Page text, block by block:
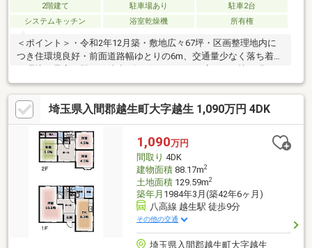
2階建て 駐車場あり
駐車2台
システムキッチン
浴室乾燥機 所有権
＜ポイント＞・令和2年12月築・敷地広々67坪・区画整理地内に
つき住環境良好・前面道路幅ゆとりの6m、交通量少なく落ち着い
た環境・最寄り駅まで徒歩6分の好アクセス・広々20.8帖の明るい
1階LDK・陽光たっぷり差し込む開放感ある吹抜け・人気のリビン
グ内階段・豊富な収納スペース＜生活施設＞・越生小学校（2300
ｍ）・越生中学校（4000ｍ）・山吹保育園（900ｍ）・越生保育
園（2300ｍ）・越生みどり幼稚園（1900ｍ）・ベルク毛呂山店
（1200ｍ）・いなげや毛呂店（1400ｍ）・越生町役場（2000
ｍ）・埼玉医大病院（2100ｍ）
埼玉県入間郡越生町大字越生 1,090万円 4DK
1,090万円
間取り 4DK
建物面積88.17m2
土地面積129.59m2
築年月 1984年3月(築42年6ヶ月)
八高線 越生駅 徒歩9分
その他の交通
埼玉県入間郡越生町大字越生